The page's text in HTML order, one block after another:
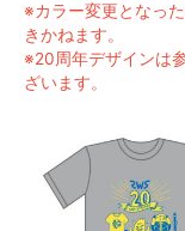
※カラー変更となっ
きかねます。
※20周年デザインは
ざいます。